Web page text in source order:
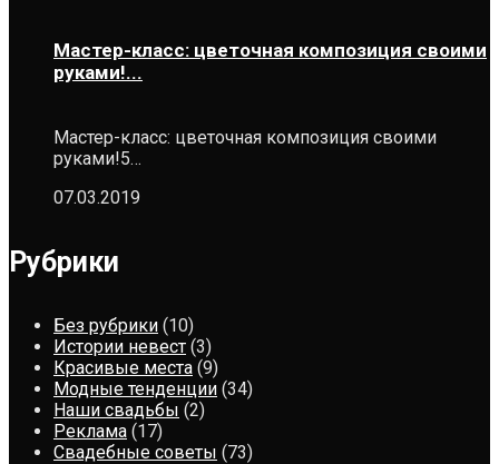
Мастер-класс: цветочная композиция своими
руками!...
Мастер-класс: цветочная композиция своими
руками!5…
07.03.2019
Рубрики
Без рубрики (10)
Истории невест (3)
Красивые места (9)
Модные тенденции (34)
Наши свадьбы (2)
Реклама (17)
Свадебные советы (73)